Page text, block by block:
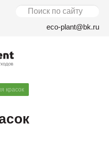
eco-plant@bk.ru
красок